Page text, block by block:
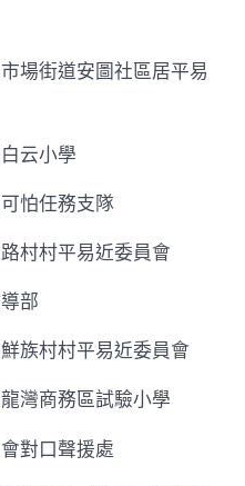
街道安圖社區居平易
云小學
怕任務支隊
村村平易近委員會
部
村村平易近委員會
灣商務區試驗小學
對口聲援處